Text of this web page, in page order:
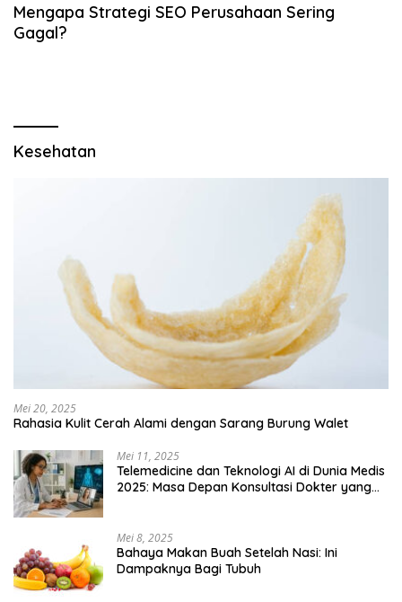
Mengapa Strategi SEO Perusahaan Sering
Gagal?
Kesehatan
Mei 20, 2025
Rahasia Kulit Cerah Alami dengan Sarang Burung Walet
Mei 11, 2025
Telemedicine dan Teknologi AI di Dunia Medis
2025: Masa Depan Konsultasi Dokter yang
Mei 8, 2025
Bahaya Makan Buah Setelah Nasi: Ini
Dampaknya Bagi Tubuh